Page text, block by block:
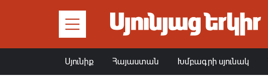
Սյունիք Հայաստան Խմբագրի սյունակ